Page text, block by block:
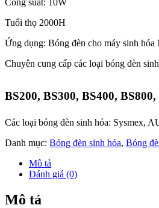
Công suất: 10W
Tuổi thọ 2000H
Ứng dụng: Bóng đèn cho máy sinh
Chuyên cung cấp các loại bóng đèn
BS200, BS300, BS400,
Các loại bóng đèn sinh hóa: Sysmex,
Danh mục: Bóng đèn sinh hóa, Bóng
Mô tả
Đánh giá (0)
Mô tả